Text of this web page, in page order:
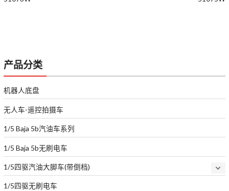
产品分类
机器人底盘
无人车-遥控拍摄车
1/5 Baja 5b汽油车系列
1/5 Baja 5b无刷电车
1/5四驱汽油大脚车(带倒档)
1/5四驱无刷电车